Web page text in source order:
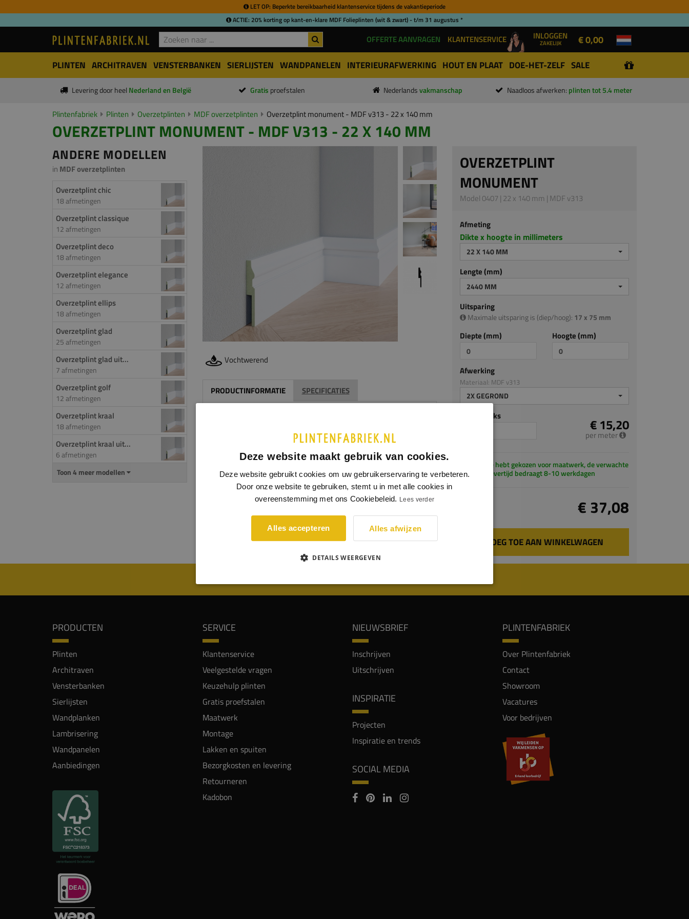
LET OP: Beperkte bereikbaarheid klantenservice tijdens de vakantieperiode
ACTIE: 20% korting op kant-en-klare MDF Folieplinten (wit & zwart) - t/m 31 augustus *
OFFERTE AANVRAGEN KLANTENSERVICE INLOGGEN
ZAKELIJK € 0,00
PLINTEN ARCHITRAVEN VENSTERBANKEN SIERLIJSTEN WANDPANELEN INTERIEURAFWERKING HOUT EN PLAAT DOE-HET-ZELF SALE
Levering door heel Nederland en België Gratis proefstalen Nederlands vakmanschap Naadloos afwerken: plinten tot 5.4 meter
Plintenfabriek Plinten Overzetplinten MDF overzetplinten Overzetplint monument - MDF v313 - 22 x 140 mm
OVERZETPLINT MONUMENT - MDF V313 - 22 X 140 MM
ANDERE MODELLEN
in MDF overzetplinten
Overzetplint chic
18 afmetingen
Overzetplint classique
12 afmetingen
Overzetplint deco
18 afmetingen
Overzetplint elegance
12 afmetingen
Overzetplint ellips
18 afmetingen
Overzetplint glad
25 afmetingen
Overzetplint glad uit...
7 afmetingen
Overzetplint golf
12 afmetingen
Overzetplint kraal
18 afmetingen
Overzetplint kraal uit...
6 afmetingen
Toon 4 meer modellen
Vochtwerend
PRODUCTINFORMATIE SPECIFICATIES
worden. De afmetingen van de gewenste uitsparing geeft u aan in
het formulier hiernaast. Houd hierbij rekening met de maximale
maximale uitsparingvan deze plint in deze afmeting (22 x 140
x 75mm.
Let op: voor elke afmeting geldt een andere maximale uitsparing.
OVERZETPLINT
MONUMENT
Model 0407 | 22 x 140 mm | MDF v313
Afmeting
Dikte x hoogte in millimeters
22 X 140 MM
Lengte (mm)
2440 MM
Uitsparing
Maximale uitsparing is (diep/hoog): 17 x 75 mm
Diepte (mm) Hoogte (mm)
Afwerking
Materiaal: MDF v313
2X GEGROND
Aantal stuks € 15,20
per meter
Je hebt gekozen voor maatwerk, de verwachte
levertijd bedraagt 8-10 werkdagen
€ 37,08
VOEG TOE AAN WINKELWAGEN
PRODUCTEN
Plinten
Architraven
Vensterbanken
Sierlijsten
Wandplanken
Lambrisering
Wandpanelen
Aanbiedingen
SERVICE
Klantenservice
Veelgestelde vragen
Keuzehulp plinten
Gratis proefstalen
Maatwerk
Montage
Lakken en spuiten
Bezorgkosten en levering
Retourneren
Kadobon
NIEUWSBRIEF
Inschrijven
Uitschrijven
INSPIRATIE
Projecten
Inspiratie en trends
SOCIAL MEDIA
PLINTENFABRIEK
Over Plintenfabriek
Contact
Showroom
Vacatures
Voor bedrijven
Deze website maakt gebruik van cookies.
Deze website gebruikt cookies om uw gebruikerservaring te verbeteren.
Door onze website te gebruiken, stemt u in met alle cookies in
overeenstemming met ons Cookiebeleid. Lees verder
Alles accepteren Alles afwijzen
DETAILS WEERGEVEN